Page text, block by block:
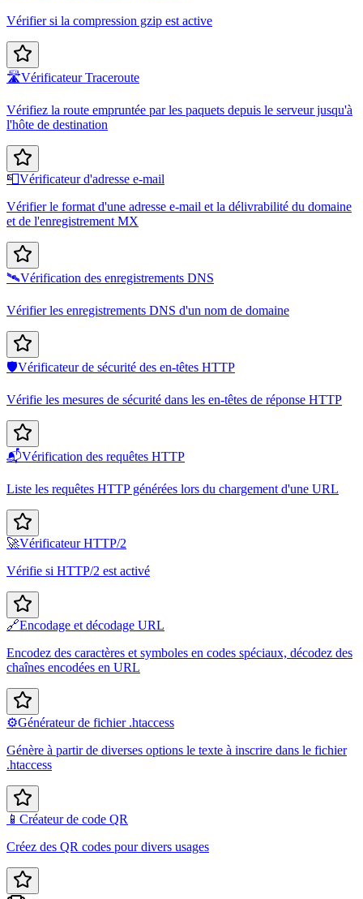
Vérifier si la compression gzip est active
🛣️Vérificateur Traceroute
Vérifiez la route empruntée par les paquets depuis le serveur jusqu'à
l'hôte de destination
📮Vérificateur d'adresse e-mail
Vérifier le format d'une adresse e-mail et la délivrabilité du domaine
et de l'enregistrement MX
🛰️Vérification des enregistrements DNS
Vérifier les enregistrements DNS d'un nom de domaine
🛡️Vérificateur de sécurité des en-têtes HTTP
Vérifie les mesures de sécurité dans les en-têtes de réponse HTTP
📬Vérification des requêtes HTTP
Liste les requêtes HTTP générées lors du chargement d'une URL
🚀Vérificateur HTTP/2
Vérifie si HTTP/2 est activé
🔗Encodage et décodage URL
Encodez des caractères et symboles en codes spéciaux, décodez des
chaînes encodées en URL
⚙️Générateur de fichier .htaccess
Génère à partir de diverses options le texte à inscrire dans le fichier
.htaccess
📱 Créateur de code QR
Créez des QR codes pour divers usages